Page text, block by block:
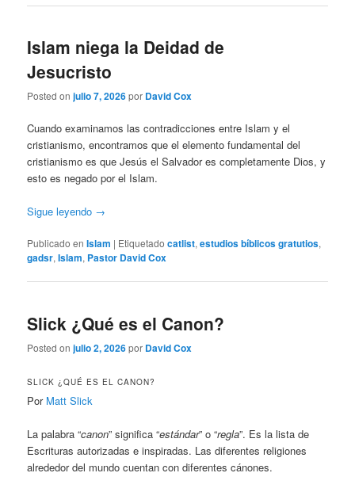
Islam niega la Deidad de
Jesucristo
Posted onjulio 7, 2026por David Cox
Cuando examinamos las contradicciones entre Islam y el
cristianismo, encontramos que el elemento fundamental del
cristianismo es que Jesús el Salvador es completamente Dios, y
esto es negado por el Islam.
Sigue leyendo →
Publicado en Islam | Etiquetado catlist,estudios bíblicos gratutios,
gadsr,Islam, Pastor David Cox
Slick ¿Qué es el Canon?
Posted onjulio 2, 2026por David Cox
SLICK ¿QUÉ ES EL CANON?
Por Matt Slick
La palabra “canon” significa “estándar” o “regla”. Es la lista de
Escrituras autorizadas e inspiradas. Las diferentes religiones
alrededor del mundo cuentan con diferentes cánones.